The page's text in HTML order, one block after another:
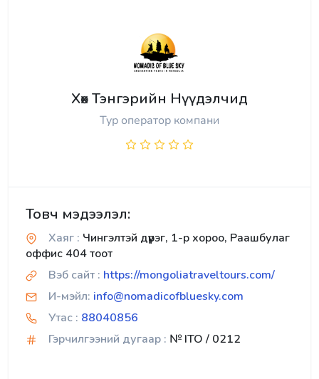
Хөх Тэнгэрийн Нүүдэлчид
Тур оператор компани
Товч мэдээлэл:
Хаяг : Чингэлтэй дүүрэг, 1-р хороо, Раашбулаг
оффис 404 тоот
Вэб сайт : https://mongoliatraveltours.com/
И-мэйл: info@nomadicofbluesky.com
Утас : 88040856
Гэрчилгээний дугаар : № ITO / 0212